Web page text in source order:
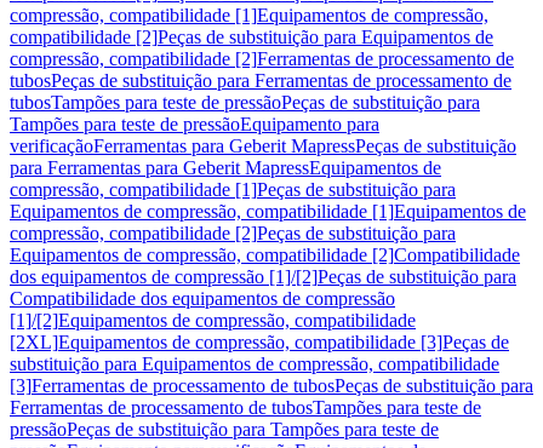
compressão, compatibilidade [1]Equipamentos de compressão,
compatibilidade [2]Peças de substituição para Equipamentos de
compressão, compatibilidade [2]Ferramentas de processamento de
tubosPeças de substituição para Ferramentas de processamento de
tubosTampões para teste de pressãoPeças de substituição para
Tampões para teste de pressãoEquipamento para
verificaçãoFerramentas para Geberit MapressPeças de substituição
para Ferramentas para Geberit MapressEquipamentos de
compressão, compatibilidade [1]Peças de substituição para
Equipamentos de compressão, compatibilidade [1]Equipamentos de
compressão, compatibilidade [2]Peças de substituição para
Equipamentos de compressão, compatibilidade [2]Compatibilidade
dos equipamentos de compressão [1]/[2]Peças de substituição para
Compatibilidade dos equipamentos de compressão
[1]/[2]Equipamentos de compressão, compatibilidade
[2XL]Equipamentos de compressão, compatibilidade [3]Peças de
substituição para Equipamentos de compressão, compatibilidade
[3]Ferramentas de processamento de tubosPeças de substituição para
Ferramentas de processamento de tubosTampões para teste de
pressãoPeças de substituição para Tampões para teste de